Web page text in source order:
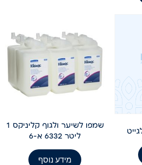
שמפו לשיער ולגוף קליניקס 1
ליטר 6332 א-6
מידע נוסף